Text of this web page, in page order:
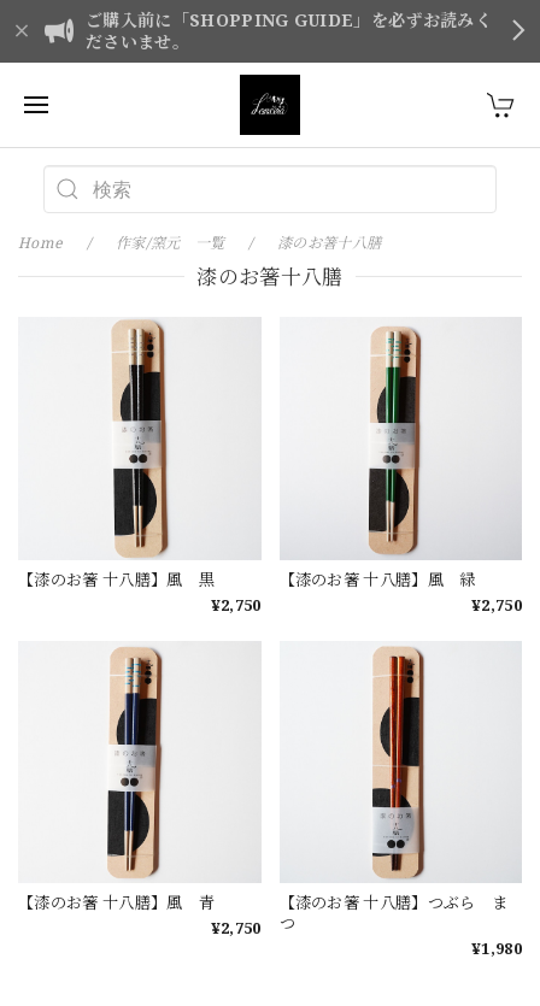
ご購入前に「SHOPPING GUIDE」を必ずお読みく
ださいませ。
Home 作家/窯元 一覧 漆のお箸十八膳
漆のお箸十八膳
【漆のお箸 十八膳】風 黒
¥2,750
【漆のお箸 十八膳】風 緑
¥2,750
【漆のお箸 十八膳】風 青
¥2,750
【漆のお箸 十八膳】つぶら ま
つ
¥1,980